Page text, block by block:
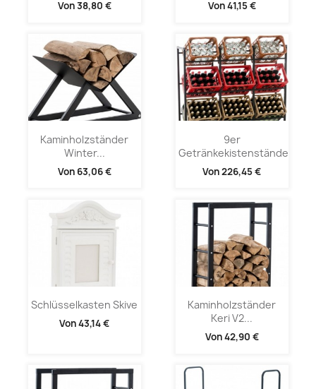
Von38,80 € Von41,15 €
Kaminholzständer
Winter...
Von 63,06 €
9er
Getränkekistenständer...
Von226,45 €
Schlüsselkasten Skive
Von43,14 €
Kaminholzständer
Keri V2...
Von42,90 €